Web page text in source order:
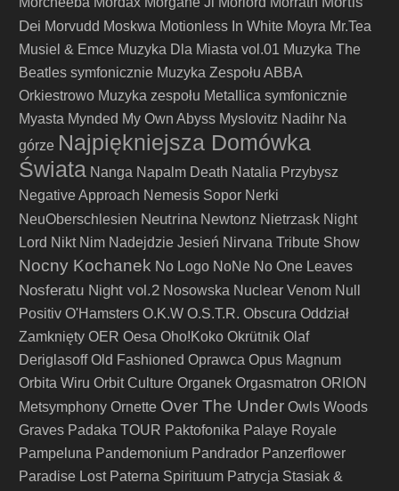
Dei Morvudd Moskwa Motionless In White Moyra Mr.Tea
Musiel & Emce Muzyka Dla Miasta vol.01 Muzyka The
Beatles symfonicznie Muzyka Zespołu ABBA
Orkiestrowo Muzyka zespołu Metallica symfonicznie
Myasta Mynded My Own Abyss Myslovitz Nadihr Na
górze Najpiękniejsza Domówka
Świata Nanga Napalm Death Natalia Przybysz
Negative Approach Nemesis Sopor Nerki
NeuOberschlesien Neutrina Newtonz Nietrzask Night
Lord Nikt Nim Nadejdzie Jesień Nirvana Tribute Show
Nocny Kochanek No Logo NoNe No One Leaves
Nosferatu Night vol.2 Nosowska Nuclear Venom Null
Positiv O'Hamsters O.K.W O.S.T.R. Obscura Oddział
Zamknięty OER Oesa Oho!Koko Okrütnik Olaf
Deriglasoff Old Fashioned Oprawca Opus Magnum
Orbita Wiru Orbit Culture Organek Orgasmatron ORION
Metsymphony Ornette Over The Under Owls Woods
Graves Padaka TOUR Paktofonika Palaye Royale
Pampeluna Pandemonium Pandrador Panzerflower
Paradise Lost Paterna Spirituum Patrycja Stasiak &